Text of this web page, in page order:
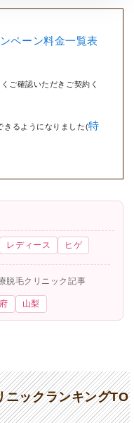
ペーン料金一覧表
ご確認いただきご契約く
きるようになりました(特
レディース ヒゲ
脱毛クリニック記事
山梨
ニックランキングTO